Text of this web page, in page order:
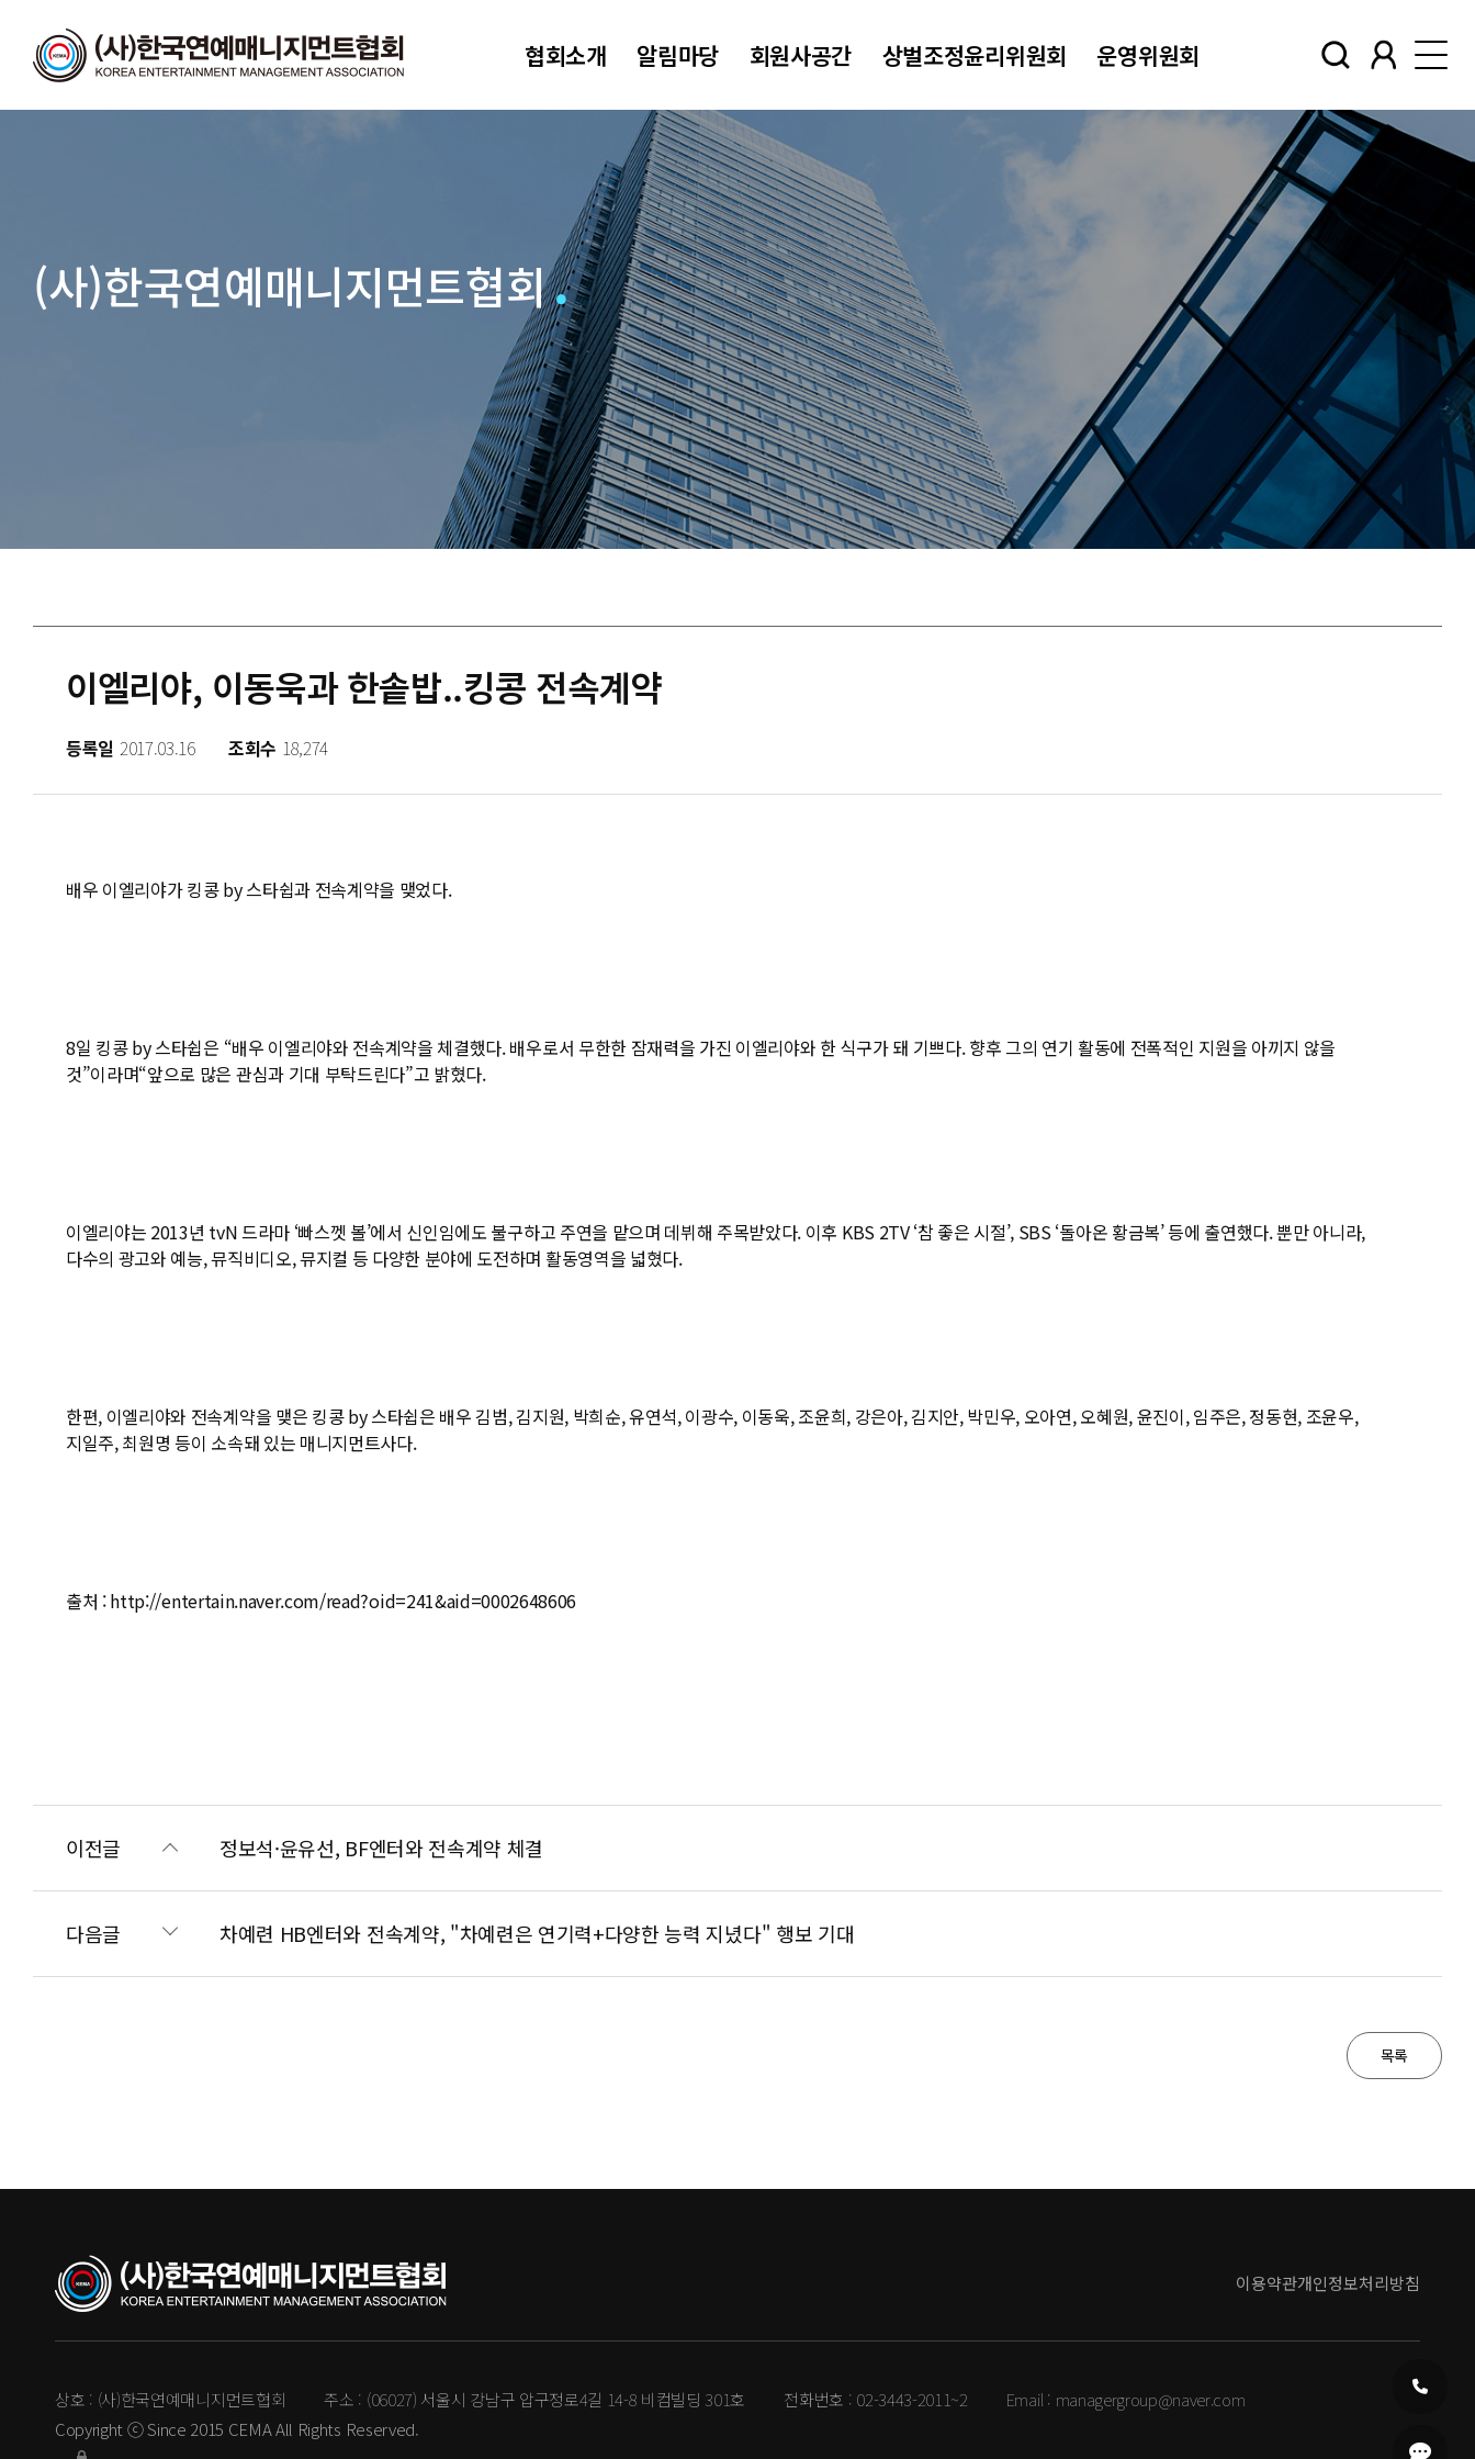
협회소개 알림마당 회원사공간 상벌조정윤리위원회 운영위원회
(사)한국연예매니지먼트협회
이엘리야, 이동욱과 한솥밥..킹콩 전속계약
등록일 2017.03.16 조회수 18,274
배우 이엘리야가 킹콩 by 스타쉽과 전속계약을 맺었다.
8일 킹콩 by 스타쉽은 “배우 이엘리야와 전속계약을 체결했다. 배우로서 무한한 잠재력을 가진 이엘리야와 한 식구가 돼 기쁘다. 향후 그의 연기 활동에 전폭적인 지원을 아끼지 않을
것”이라며“앞으로 많은 관심과 기대 부탁드린다”고 밝혔다.
이엘리야는 2013년 tvN 드라마 ‘빠스껫 볼’에서 신인임에도 불구하고 주연을 맡으며 데뷔해 주목받았다. 이후 KBS 2TV ‘참 좋은 시절’, SBS ‘돌아온 황금복’ 등에 출연했다. 뿐만 아니라,
다수의 광고와 예능, 뮤직비디오, 뮤지컬 등 다양한 분야에 도전하며 활동영역을 넓혔다.
한편, 이엘리야와 전속계약을 맺은 킹콩 by 스타쉽은 배우 김범, 김지원, 박희순, 유연석, 이광수, 이동욱, 조윤희, 강은아, 김지안, 박민우, 오아연, 오혜원, 윤진이, 임주은, 정동현, 조윤우,
지일주, 최원명 등이 소속돼 있는 매니지먼트사다.
출처 : http://entertain.naver.com/read?oid=241&aid=0002648606
이전글 정보석·윤유선, BF엔터와 전속계약 체결
다음글 차예련 HB엔터와 전속계약, "차예련은 연기력+다양한 능력 지녔다" 행보 기대
목록
이용약관개인정보처리방침
상호 : (사)한국연예매니지먼트협회 주소 : (06027) 서울시 강남구 압구정로4길 14-8 비컴빌딩 301호 전화번호 : 02-3443-2011~2 Email : managergroup@naver.com
Copyright ⓒ Since 2015 CEMA All Rights Reserved.